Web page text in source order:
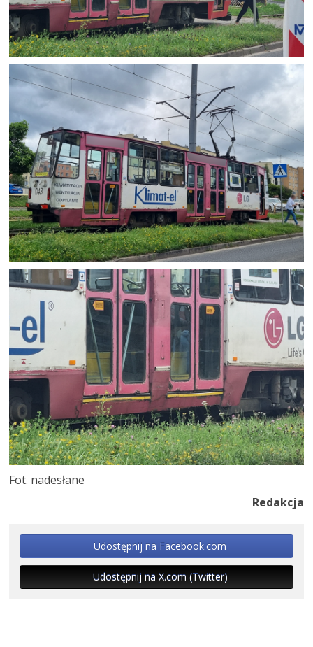
Fot. nadesłane
Redakcja
Udostępnij na Facebook.com
Udostępnij na X.com (Twitter)